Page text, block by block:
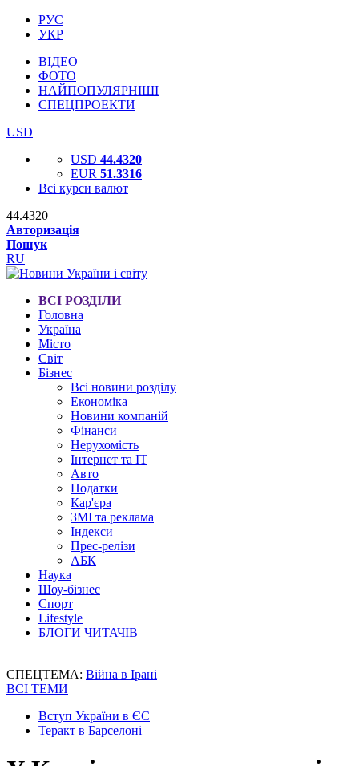
РУС
УКР
ВІДЕО
ФОТО
НАЙПОПУЛЯРНІШІ
СПЕЦПРОЕКТИ
USD
USD 44.4320
EUR 51.3316
Всі курси валют
44.4320
Авторизація
Пошук
RU
ВСІ РОЗДІЛИ
Головна
Україна
Місто
Світ
Бізнес
Всі новини розділу
Економіка
Новини компаній
Фінанси
Нерухомість
Інтернет та IT
Авто
Податки
Кар'єра
ЗМІ та реклама
Індекси
Прес-релізи
АБК
Наука
Шоу-бізнес
Спорт
Lifestyle
БЛОГИ ЧИТАЧІВ
СПЕЦТЕМА: Війна в Ірані
ВСІ ТЕМИ
Вступ України в ЄС
Теракт в Барселоні